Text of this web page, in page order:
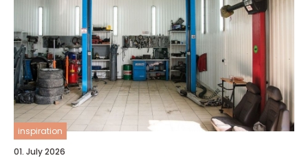
inspiration
01. July 2026